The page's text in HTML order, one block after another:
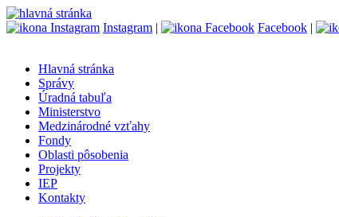
Instagram | Facebook |
Hlavná stránka
Správy
Úradná tabuľa
Ministerstvo
Medzinárodné vzťahy
Fondy
Oblasti pôsobenia
Projekty
IEP
Kontakty